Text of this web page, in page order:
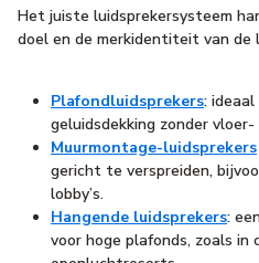
Het juiste luidsprekersysteem
doel en de merkidentiteit van de
Plafondluidsprekers:
geluidsdekking zonder
Muurmontage-luidsprekers
gericht te verspreiden,
lobby’s.
Hangende luidsprekers:
voor hoge plafonds, zoals in